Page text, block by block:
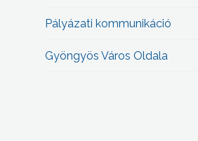
Pályázati kommunikáció
Gyöngyös Város Oldala